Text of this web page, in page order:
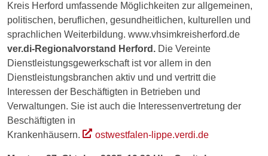
Kreis Herford umfassende Möglichkeiten zur allgemeinen,
politischen, beruflichen, gesundheitlichen, kulturellen und
sprachlichen Weiterbildung. www.vhsimkreisherford.de
ver.di-Regionalvorstand Herford. Die Vereinte
Dienstleistungsgewerkschaft ist vor allem in den
Dienstleistungsbranchen aktiv und und vertritt die
Interessen der Beschäftigten in Betrieben und
Verwaltungen. Sie ist auch die Interessenvertretung der
Beschäftigten in
Krankenhäusern.
ostwestfalen-lippe.verdi.de